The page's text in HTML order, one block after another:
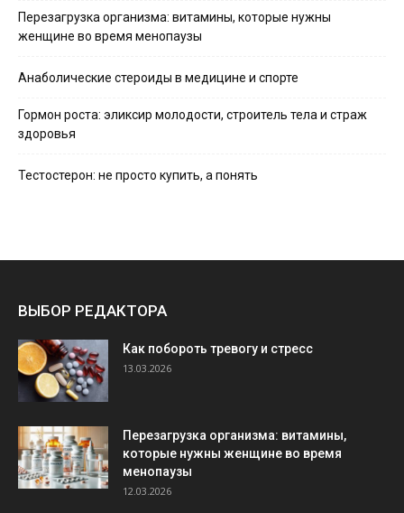
Перезагрузка организма: витамины, которые нужны
женщине во время менопаузы
Анаболические стероиды в медицине и спорте
Гормон роста: эликсир молодости, строитель тела и страж
здоровья
Тестостерон: не просто купить, а понять
ВЫБОР РЕДАКТОРА
Как побороть тревогу и стресс
13.03.2026
Перезагрузка организма: витамины,
которые нужны женщине во время
менопаузы
12.03.2026